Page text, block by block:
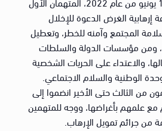
إرهابية الغرض الدعوة للإخلال
المجتمع وآمنه للخطر، وتعطيل
ومن مؤسسات الدولة والسلطات
والاعتداء على الحريات الشخصية
الوطنية والسلام الاجتماعي.
من الثالث حتى الأخير انضموا إلى
مع علمهم بأغراضها، ووجه للمتهمين
من جرائم تمويل الإرهاب.